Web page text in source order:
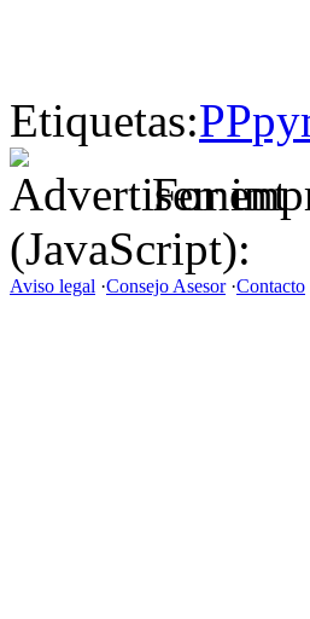
Etiquetas:PP
For
(JavaScript):
Aviso legal ·Consejo Asesor·Contacto